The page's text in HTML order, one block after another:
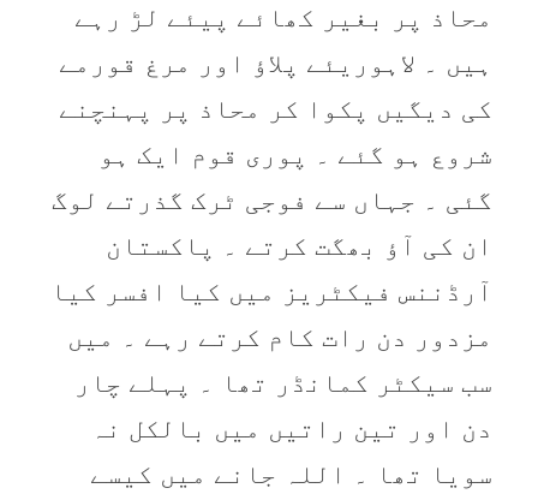
محاذ پر بغیر کھائے پیئے لڑ رہے
ہیں ۔ لاہوریئے پلاؤ اور مرغ قورمے
کی دیگیں پکوا کر محاذ پر پہنچنے
شروع ہو گئے ۔ پوری قوم ایک ہو
گئی ۔ جہاں سے فوجی ٹرک گذرتے لوگ
ان کی آؤ بھگت کرتے ۔ پاکستان
آرڈننس فیکٹریز میں کیا افسر کیا
مزدور دن رات کام کرتے رہے ۔ میں
سب سیکٹر کمانڈر تھا ۔ پہلے چار
دن اور تین راتیں میں بالکل نہ
سویا تھا ۔ اللہ جانے میں کیسے